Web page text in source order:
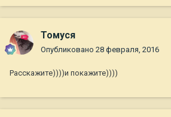
Томуся
Опубликовано 28 февраля, 2016
Расскажите))))и покажите))))